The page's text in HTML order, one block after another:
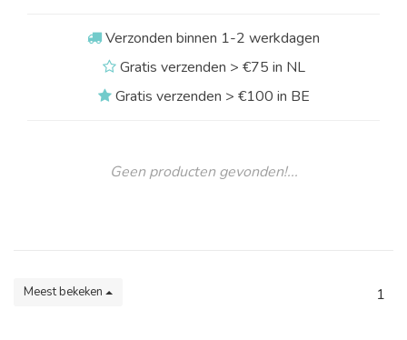
Verzonden binnen 1-2 werkdagen
Gratis verzenden > €75 in NL
Gratis verzenden > €100 in BE
Geen producten gevonden!...
Meest bekeken 1